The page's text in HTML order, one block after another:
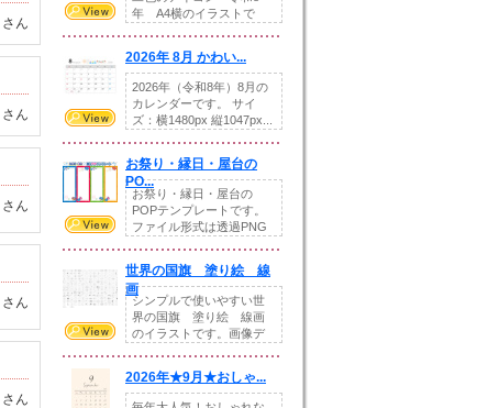
さん
さん
さん
さん
さん
年 A4横のイラストで
2026年 8月 かわい...
2026年（令和8年）8月の
カレンダーです。 サイ
ズ：横1480px 縦1047px...
お祭り・縁日・屋台の
PO...
お祭り・縁日・屋台の
POPテンプレートです。
ファイル形式は透過PNG
世界の国旗 塗り絵 線
画
シンプルで使いやすい世
界の国旗 塗り絵 線画
のイラストです。画像デ
2026年★9月★おしゃ...